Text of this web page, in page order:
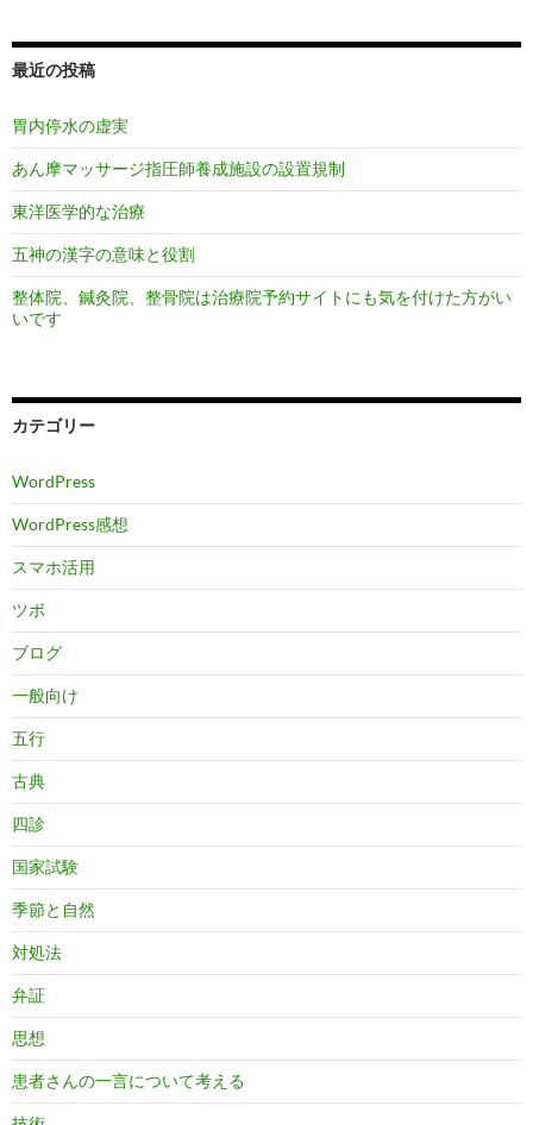
最近の投稿
胃内停水の虚実
あん摩マッサージ指圧師養成施設の設置規制
東洋医学的な治療
五神の漢字の意味と役割
整体院、鍼灸院、整骨院は治療院予約サイトにも気を付けた方がい
いです
カテゴリー
WordPress
WordPress感想
スマホ活用
ツボ
ブログ
一般向け
五行
古典
四診
国家試験
季節と自然
対処法
弁証
思想
患者さんの一言について考える